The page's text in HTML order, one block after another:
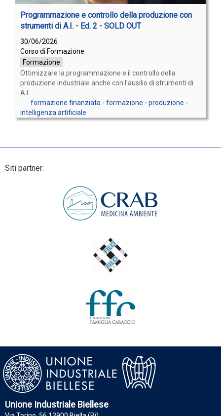
Programmazione e controllo della produzione con
strumenti di A.I. - Ed. 2 - SOLD OUT
30/06/2026
Corso di Formazione
Formazione
Ottimizzare la programmazione e il controllo della
produzione industriale anche con l'ausilio di strumenti di
A.I.
formazione finanziata - formazione - produzione -
intelligenza artificiale
Siti partner:
Unione Industriale Biellese